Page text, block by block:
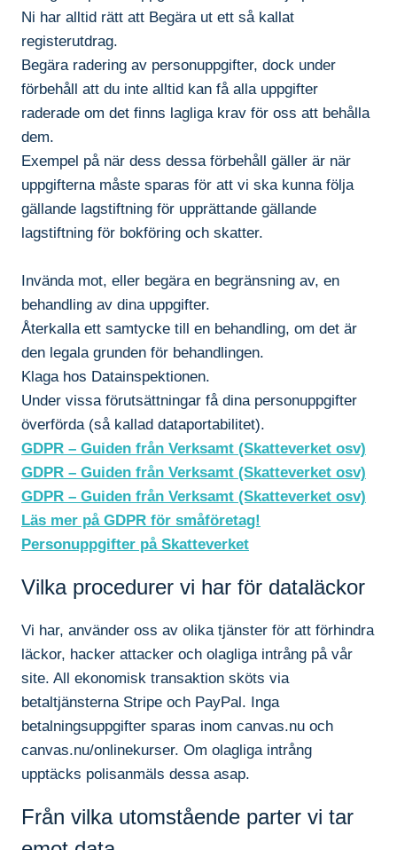
Ni har alltid rätt att Begära ut ett så kallat
registerutdrag.
Begära radering av personuppgifter, dock under
förbehåll att du inte alltid kan få alla uppgifter
raderade om det finns lagliga krav för oss att behålla
dem.
Exempel på när dess dessa förbehåll gäller är när
uppgifterna måste sparas för att vi ska kunna följa
gällande lagstiftning för upprättande gällande
lagstiftning för bokföring och skatter.
Invända mot, eller begära en begränsning av, en
behandling av dina uppgifter.
Återkalla ett samtycke till en behandling, om det är
den legala grunden för behandlingen.
Klaga hos Datainspektionen.
Under vissa förutsättningar få dina personuppgifter
överförda (så kallad dataportabilitet).
GDPR – Guiden från Verksamt (Skatteverket osv)
GDPR – Guiden från Verksamt (Skatteverket osv)
GDPR – Guiden från Verksamt (Skatteverket osv)
Läs mer på GDPR för småföretag!
Personuppgifter på Skatteverket
Vilka procedurer vi har för dataläckor
Vi har, använder oss av olika tjänster för att förhindra
läckor, hacker attacker och olagliga intrång på vår
site. All ekonomisk transaktion sköts via
betaltjänsterna Stripe och PayPal. Inga
betalningsuppgifter sparas inom canvas.nu och
canvas.nu/onlinekurser. Om olagliga intrång
upptäcks polisanmäls dessa asap.
Från vilka utomstående parter vi tar